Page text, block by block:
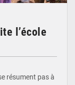
l’école
résument pas à